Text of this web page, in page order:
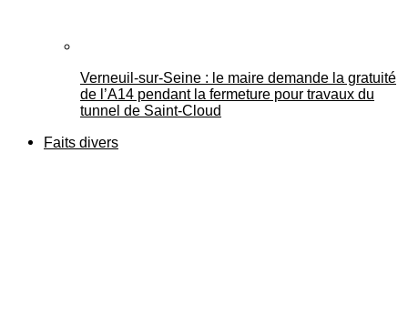
Verneuil-sur-Seine : le maire demande la gratuité
de l’A14 pendant la fermeture pour travaux du
tunnel de Saint-Cloud
Faits divers